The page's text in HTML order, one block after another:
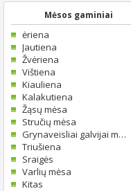
Mėsos gaminiai
ėriena
Jautiena
Žvėriena
Vištiena
Kiauliena
Kalakutiena
Žąsų mėsa
Stručių mėsa
Grynaveisliai galvijai mėsos
Triušiena
Sraigės
Varlių mėsa
Kitas